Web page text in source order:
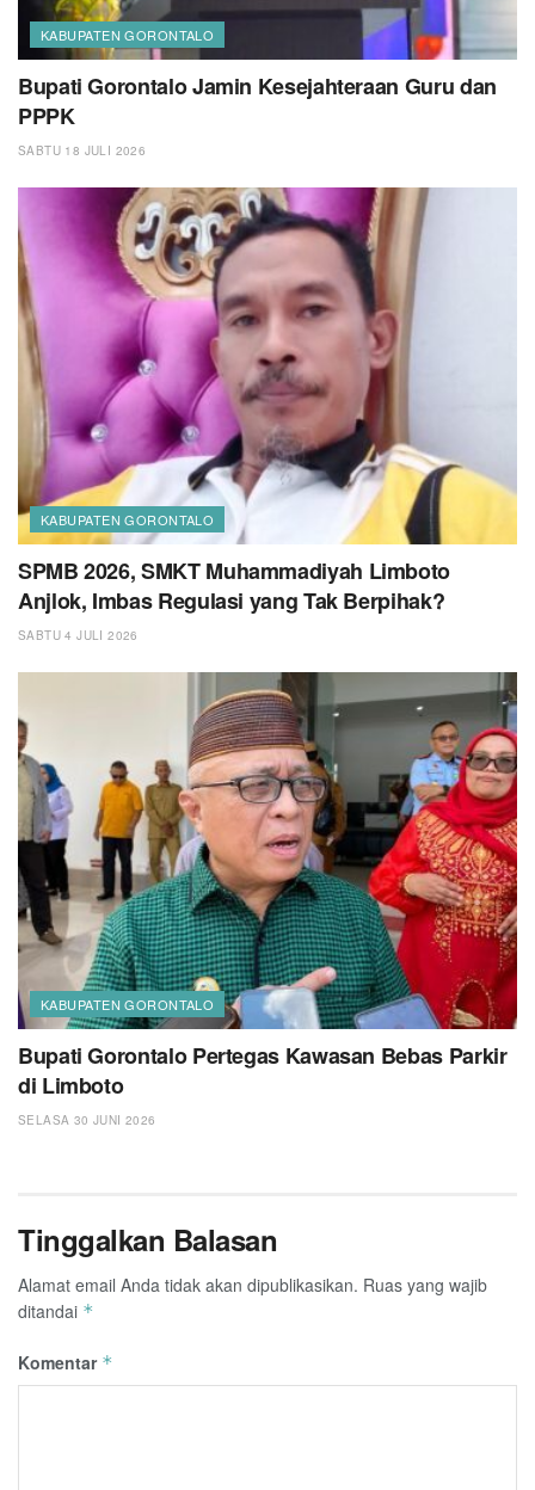
KABUPATEN GORONTALO
Bupati Gorontalo Jamin Kesejahteraan Guru dan
PPPK
SABTU 18 JULI 2026
KABUPATEN GORONTALO
SPMB 2026, SMKT Muhammadiyah Limboto
Anjlok, Imbas Regulasi yang Tak Berpihak?
SABTU 4 JULI 2026
KABUPATEN GORONTALO
Bupati Gorontalo Pertegas Kawasan Bebas Parkir
di Limboto
SELASA 30 JUNI 2026
Tinggalkan Balasan
Alamat email Anda tidak akan dipublikasikan. Ruas yang wajib
ditandai *
Komentar *